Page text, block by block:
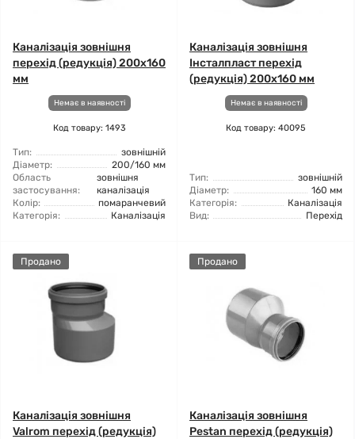
Каналізація зовнішня
перехід (редукція) 200x160
мм
Немає в наявності
Код товару: 1493
Тип:
зовнішній
Діаметр:
200/160 мм
Область
застосування:
зовнішня
каналізація
Колір:
помаранчевий
Категорія:
Каналізація
Каналізація зовнішня
Інсталпласт перехід
(редукція) 200x160 мм
Немає в наявності
Код товару: 40095
Тип:
зовнішній
Діаметр:
160 мм
Категорія:
Каналізація
Вид:
Перехід
Продано
Каналізація зовнішня
Valrom перехід (редукція)
Продано
Каналізація зовнішня
Pestan перехід (редукція)